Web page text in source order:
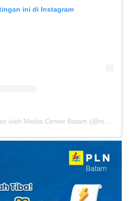
ini di Instagram
Sebuah kiriman dibagikan oleh Media Center Batam (@mcpemkobatam)